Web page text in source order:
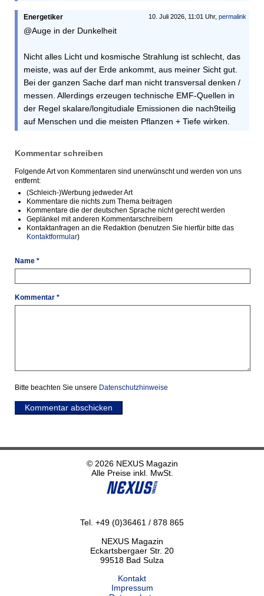
10. Juli 2026, 11:01 Uhr, permalink
Energetiker
@Auge in der Dunkelheit
Nicht alles Licht und kosmische Strahlung ist schlecht, das
meiste, was auf der Erde ankommt, aus meiner Sicht gut.
Bei der ganzen Sache darf man nicht transversal denken /
messen. Allerdings erzeugen technische EMF-Quellen in
der Regel skalare/longitudiale Emissionen die nach9teilig
auf Menschen und die meisten Pflanzen + Tiefe wirken.
Kommentar schreiben
Folgende Art von Kommentaren sind unerwünscht und werden von uns
entfernt:
(Schleich-)Werbung jedweder Art
Kommentare die nichts zum Thema beitragen
Kommentare die der deutschen Sprache nicht gerecht werden
Geplänkel mit anderen Kommentarschreibern
Kontaktanfragen an die Redaktion (benutzen Sie hierfür bitte das
Kontaktformular)
Name *
Kommentar *
Bitte beachten Sie unsere Datenschutzhinweise
Kommentar abschicken
© 2026 NEXUS Magazin
Alle Preise inkl. MwSt.
Tel. +49 (0)36461 / 878 865
NEXUS Magazin
Eckartsbergaer Str. 20
99518 Bad Sulza
Kontakt
Impressum